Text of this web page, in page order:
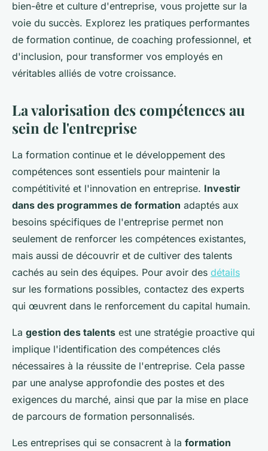
bien-être et culture d'entreprise, vous projette sur la
voie du succès. Explorez les pratiques performantes
de formation continue, de coaching professionnel, et
d'inclusion, pour transformer vos employés en
véritables alliés de votre croissance.
La valorisation des compétences au
sein de l'entreprise
La formation continue et le développement des
compétences sont essentiels pour maintenir la
compétitivité et l'innovation en entreprise. Investir
dans des programmes de formation adaptés aux
besoins spécifiques de l'entreprise permet non
seulement de renforcer les compétences existantes,
mais aussi de découvrir et de cultiver des talents
cachés au sein des équipes. Pour avoir des détails
sur les formations possibles, contactez des experts
qui œuvrent dans le renforcement du capital humain.
La gestion des talents est une stratégie proactive qui
implique l'identification des compétences clés
nécessaires à la réussite de l'entreprise. Cela passe
par une analyse approfondie des postes et des
exigences du marché, ainsi que par la mise en place
de parcours de formation personnalisés.
Les entreprises qui se consacrent à la formation